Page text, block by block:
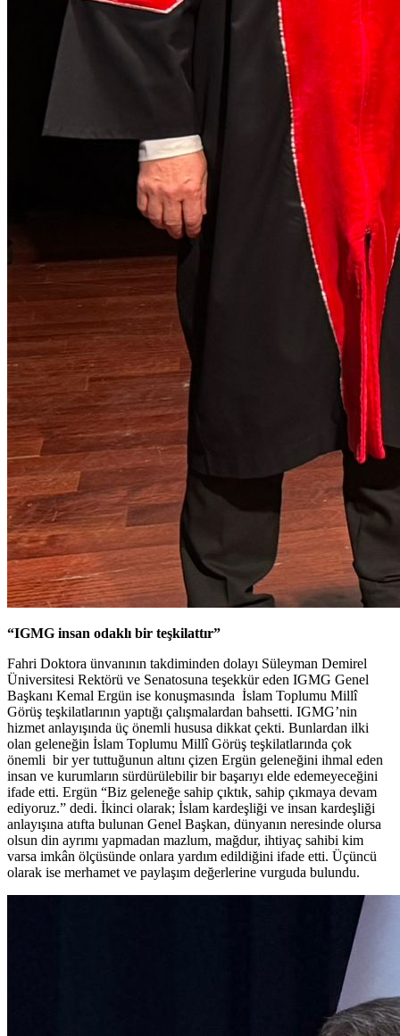
“IGMG insan odaklı bir teşkilattır”
Fahri Doktora ünvanının takdiminden dolayı Süleyman Demirel
Üniversitesi Rektörü ve Senatosuna teşekkür eden IGMG Genel
Başkanı Kemal Ergün ise konuşmasında İslam Toplumu Millî
Görüş teşkilatlarının yaptığı çalışmalardan bahsetti. IGMG’nin
hizmet anlayışında üç önemli hususa dikkat çekti. Bunlardan ilki
olan geleneğin İslam Toplumu Millî Görüş teşkilatlarında çok
önemli bir yer tuttuğunun altını çizen Ergün geleneğini ihmal eden
insan ve kurumların sürdürülebilir bir başarıyı elde edemeyeceğini
ifade etti. Ergün “Biz geleneğe sahip çıktık, sahip çıkmaya devam
ediyoruz.” dedi. İkinci olarak; İslam kardeşliği ve insan kardeşliği
anlayışına atıfta bulunan Genel Başkan, dünyanın neresinde olursa
olsun din ayrımı yapmadan mazlum, mağdur, ihtiyaç sahibi kim
varsa imkân ölçüsünde onlara yardım edildiğini ifade etti. Üçüncü
olarak ise merhamet ve paylaşım değerlerine vurguda bulundu.